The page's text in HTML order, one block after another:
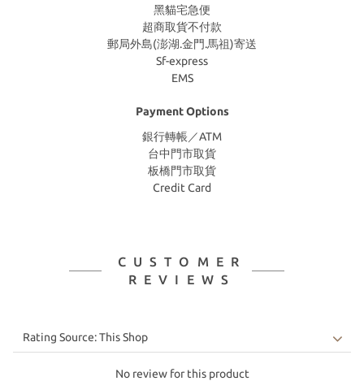
黑貓宅急便
超商取貨不付款
郵局外島(澎湖.金門.馬祖)寄送
Sf-express
EMS
Payment Options
銀行轉帳／ATM
台中門市取貨
板橋門市取貨
Credit Card
CUSTOMER
REVIEWS
No review for this product